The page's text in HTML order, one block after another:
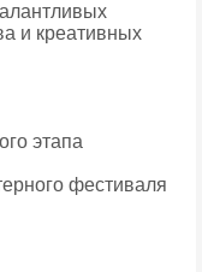
и креативных
этапа
фестиваля